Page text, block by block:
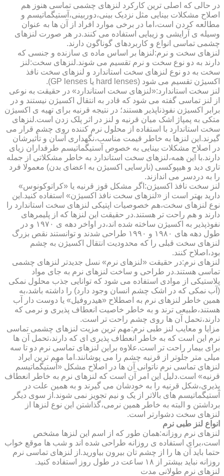
در حالی که اصلی ترین کارکرد لنزهای چشمی تماسی هنوز هم
اصلاح مشکلات بینایی مثل نزدیک بینی،دوربینی،آستیگماتیسم و
مطالعه کردن است،اما در برخی موارد افراد از آن ها به عنوان
وسیله ی آرایشی و زیبایی استفاده می کنند.در هر صورت لنزهای
چشمی تماسی انواع و کاربردهای گوناگون دارند.
لنزهای سخت و نرم:لنزها بر اساس ماده ی سازنده و جنسی که
دارند به دو نوع سخت و نرم تقسیم می شوند.لنزهای سخت:لنز
سخت به دو نوع لنزهای سخت استاندارد و لنزهای سخت نافذ
اکسیژن تقسیم می شود (hard lenses یا GP lenses).
لنز سخت استاندارد:«لنزهای سخت استاندارد» در حقیقت به نوعی
از لنز تماسی گفته می شود که قادر به انتقال اکسیژن نیستند و در
برابر اکسیژن نفوذناپذیر هستند؛ در نتیجه قرنیه برای تهیه ی اکسیژن
متکی به پمپاژ اشک میان قرنیه و لنز در اثر پلک زدن است.لنزهای
سخت استاندارد با استفاده از محلول نرم کننده روی چشم قرار می
گیرند.این لنزها به خاطر قیمت مناسب،نگهداری آسان و تأثیرشان
در اصلاح مشکلات بینایی به خصوص آستیگماتیسم طرفداران زیای
دارند.با این همه،لنزهای سخت استاندارد به خاطر مشکلاتی از جمله
تاری دید و هیپوکسی (نارسایی اکسیژن به اعضای بدن) معمولا فرد
را به دردسر می اندازند.
لنز سخت نافذ اکسیژن:اگر مشکل قوز قرنیه یا «کراتوکونوس»
دارید بهتر است از «لنزهای سخت نافذ اکسیژن» استفاده کنید.این
نوع لنزهای سخت،هم خصوصیات اپتیکی لنزهای سخت استاندارد را
دارند و هم راحت تر هستند.در حقیقت این لنزها که از پلیمرهای
نفوذپذیر به اکسیژن ساخته شده اند،در اواخر دهه ی ۱۹۷۰ و در
طول دهه های ۱۹۸۰ و ۱۹۹۰ طراحی شدند و توانستند نقص بزرگ
لنزهای سخت قبلی را که محدودیت انتقال اکسیژن به چشم
بود،اصلاح کنند.
لنزهای نرم:در حقیقت «لنزهای نرم» نسل جدیدتر لنزهای چشمی
تماسی هستند.در طراحی و ساخت لنزهای نرم به جای مواد
پلاستیکی از موادی استفاده می شود که توانایی جذب محلول نمکی
(آب نمکی که در اشک چشم انسان وجود دارد) را داشته باشد،به
همین خاطر لنزهای نرم به اصطلاح «هیدروفیل» یا دوست دار آب
هستند،طبیعی ترند و به خاطر خاصیت انعطاف پذیری و نرمی که
دارند،تحمل آن ها روی چشم راحت تر است.
مزایا و معایب لنز طبی نرم:مهم ترین مزیت لنزهای چشمی تماسی
نرم این است که به خاطر انعطاف پذیری ای که دارند،تحمل آن ها
برای بیمار راحت تر است.علاوه براین لنزهای تماسی نرم دو تا سه
میلی متر جلوتر از قرنیه چشم را می پوشانند.اما مهم ترین ایراد
لنزهای تماسی نرم ناتوانی آن ها در اصلاح مشکل «آستیگماتیسم
قرنیه» است.دلیل این امر آن است که لنزهای نرم به خاطر انعطاف
پذیری،شکل قرنیه را به خودشان می گیرند و به همین علت در
آستیگماتیسم های بالاتر از یک و نیم تجویز نمی شوند.از سوی دیگر
برداشتن و البته به خاطر همین نرمی،گذاشتن این نوع لنزها از
لنزهای سخت دشوارتر است.
انواع لنز طبی نرم
لنزهای نرم روزانه:همان طور که از اسم این لنزها مشخص
است،برای استفاده ی روزانه طراحی شده اند و شب ها موقع خواب
حتما باید آن ها را از چشم تان بیرون بیاورید.از لنزهای تماسی نرم
روزانه نباید بیشتر از ۱۸ ساعت در طول روز استفاده کنید.
لنزهای نرم طولانی مدت